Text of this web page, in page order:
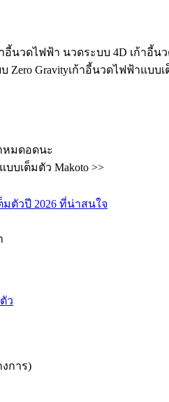
าอี้นวดไฟฟ้า นวดระบบ 4D เก้าอี้
Zero Gravityเก้าอี้นวดไฟฟ้าแบบเ
หมดอดนะ
บเต็มตัว Makoto >>
มตัวปี 2026 ที่น่าสนใจ
ว
งการ)